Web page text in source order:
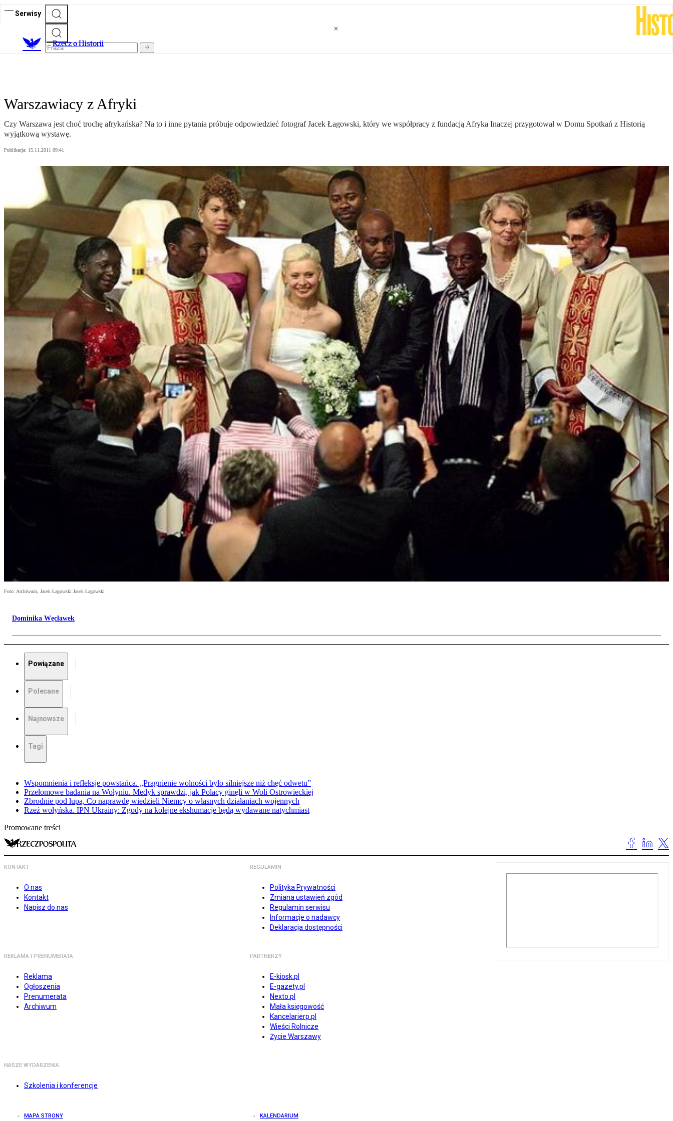
Serwisy
Rzecz o Historii
Warszawiacy z Afryki
Czy Warszawa jest choć trochę afrykańska? Na to i inne pytania próbuje odpowiedzieć fotograf Jacek Łagowski, który we współpracy z fundacją Afryka Inaczej przygotował w Domu Spotkań z Historią
wyjątkową wystawę.
Publikacja: 15.11.2011 09:41
Foto: Archiwum, Jacek Łagowski Jacek Łagowski
Dominika Węcławek
Powiązane
Polecane
Najnowsze
Tagi
Wspomnienia i refleksje powstańca. „Pragnienie wolności było silniejsze niż chęć odwetu”
Przełomowe badania na Wołyniu. Medyk sprawdzi, jak Polacy ginęli w Woli Ostrowieckiej
Zbrodnie pod lupą. Co naprawdę wiedzieli Niemcy o własnych działaniach wojennych
Rzeź wołyńska. IPN Ukrainy: Zgody na kolejne ekshumacje będą wydawane natychmiast
Promowane treści
KONTAKT
O nas
Kontakt
Napisz do nas
REGULAMIN
Polityka Prywatności
Zmiana ustawień zgód
Regulamin serwisu
Informacje o nadawcy
Deklaracja dostępności
REKLAMA I PRENUMERATA
Reklama
Ogłoszenia
Prenumerata
Archiwum
PARTNERZY
E-kiosk.pl
E-gazety.pl
Nexto.pl
Mała księgowość
Kancelarierp.pl
Wieści Rolnicze
Życie Warszawy
NASZE WYDARZENIA
Szkolenia i konferencje
MAPA STRONY KALENDARIUM